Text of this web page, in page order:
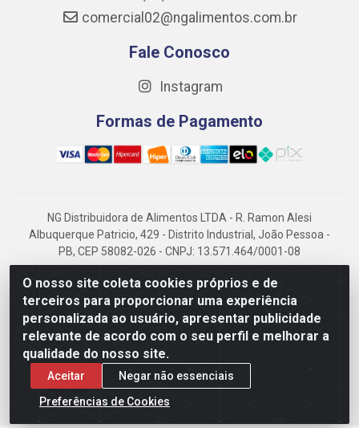
O nosso site coleta cookies próprios e de
terceiros para proporcionar uma experiência
personalizada ao usuário, apresentar publicidade
relevante de acordo com o seu perfil e melhorar a
qualidade do nosso site.
Aceitar
Negar não essenciais
Preferências de Cookies
comercial02@ngalimentos.com.br
Fale Conosco
Instagram
Formas de Pagamento
NG Distribuidora de Alimentos LTDA - R. Ramon Alesi
Albuquerque Patricio, 429 - Distrito Industrial, João Pessoa -
PB, CEP 58082-026 - CNPJ: 13.571.464/0001-08
NG Alimentos, há mais de 14 anos no mercado paraibano, é
referência em frigorificados, destacando-se pela logística
eficiente e excelência.